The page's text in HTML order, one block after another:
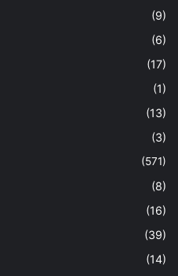
(9)
(6)
(17)
(1)
(13)
(3)
(571)
(8)
(16)
(39)
(14)